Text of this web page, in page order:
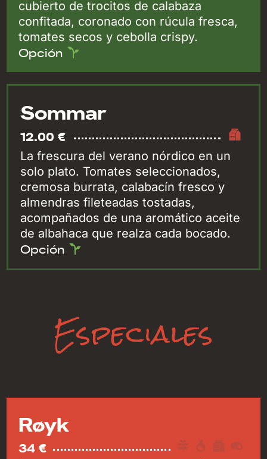
cubierto de trocitos de calabaza
confitada, coronado con rúcula fresca,
tomates secos y cebolla crispy.
Opción
Sommar
12.00 €
La frescura del verano nórdico en un
solo plato. Tomates seleccionados,
cremosa burrata, calabacín fresco y
almendras fileteadas tostadas,
acompañados de una aromático aceite
de albahaca que realza cada bocado.
Opción
Especiales
Røyk
34 €